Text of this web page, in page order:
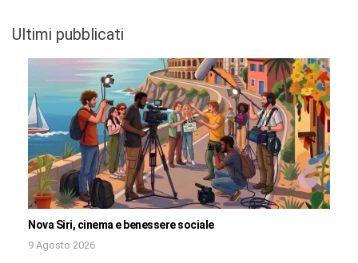
Ultimi pubblicati
Nova Siri, cinema e benessere sociale
9 Agosto 2026